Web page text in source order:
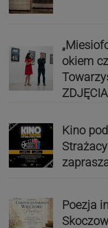
okiem
ZDJĘCIA
Kino
Poezja